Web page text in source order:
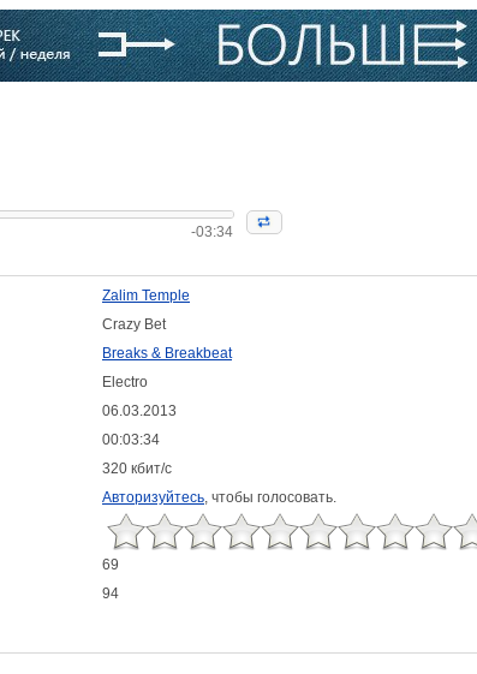
-03:34
Zalim Temple
Crazy Bet
Breaks & Breakbeat
Electro
06.03.2013
00:03:34
320 кбит/с
Авторизуйтесь, чтобы голосовать.
69
94